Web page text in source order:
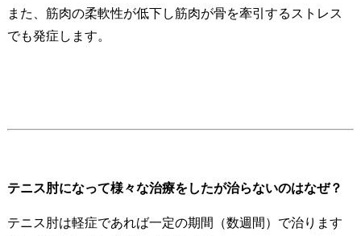
また、筋肉の柔軟性が低下し筋肉が骨を牽引するストレス
でも発症します。
テニス肘になって様々な治療をしたが治らないのはなぜ？
テニス肘は軽症であれば一定の期間（数週間）で治ります